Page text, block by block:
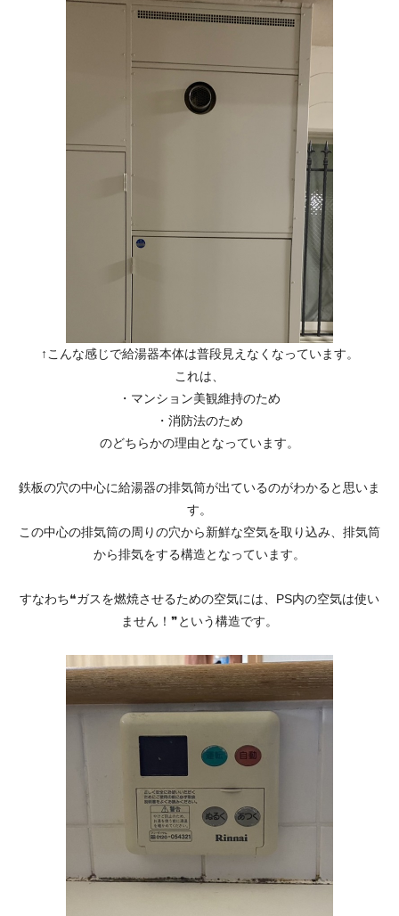
↑こんな感じで給湯器本体は普段見えなくなっています。
これは、
・マンション美観維持のため
・消防法のため
のどちらかの理由となっています。
鉄板の穴の中心に給湯器の排気筒が出ているのがわかると思いま
す。
この中心の排気筒の周りの穴から新鮮な空気を取り込み、排気筒
から排気をする構造となっています。
すなわち❝ガスを燃焼させるための空気には、PS内の空気は使い
ません！❞という構造です。